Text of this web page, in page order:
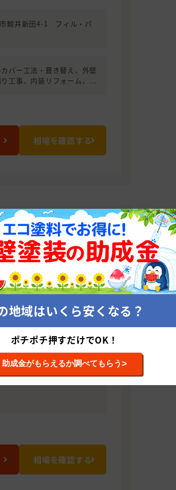
鯨井新田4-1 フィル・パ
バー工法・葺き替え、外壁
工事、内装リフォーム、...
相場を確認する
級塗装技能士の塗装専
1,000棟も目前に迫って
能士、外壁塗装診断士の
私共は常に「お客様の不
ーに、迅速で丁寧な対応
い。
市笠懸町阿左美1122-1
相場を確認する
地域はいくら安くなる？
ポチポチ押すだけでOK！
助成金がもらえるか調べてもらう>